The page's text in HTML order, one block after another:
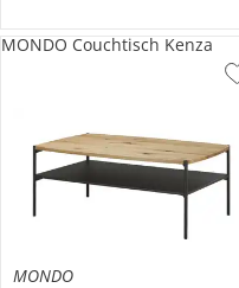
MONDO
MONDO Couchtisch Kenza